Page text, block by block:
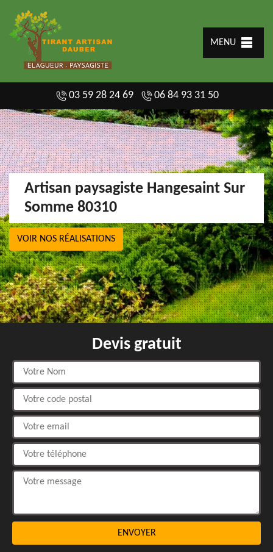
MENU
03 59 28 24 69 06 84 93 31 50
Artisan paysagiste Hangesaint Sur
Somme 80310
VOIR NOS RÉALISATIONS
Devis gratuit